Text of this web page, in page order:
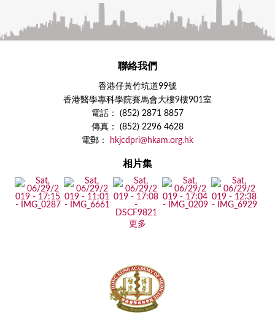
聯絡我們
香港仔黃竹坑道99號
香港醫學專科學院賽馬會大樓9樓901室
電話： (852) 2871 8857
傳真： (852) 2296 4628
電郵：
hkjcdpri@hkam.org.hk
相片集
更多